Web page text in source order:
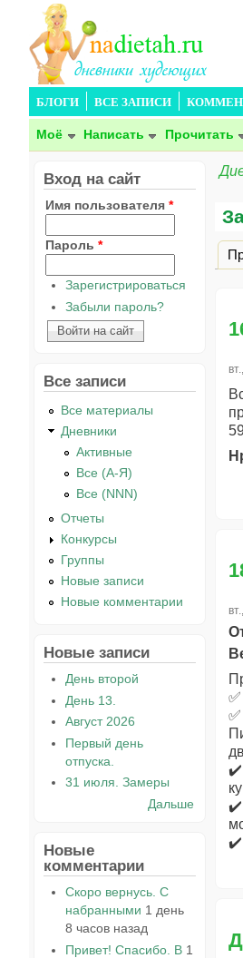
БЛОГИ ВСЕ ЗАПИСИ
Моё Написать Прочитать
✔️
✔️
✔️
Вход на сайт
Имя пользователя *
Пароль *
Зарегистрироваться
Забыли пароль?
Все записи
Все материалы
Дневники
Активные
Все (А-Я)
Все (NNN)
Отчеты
Конкурсы
Группы
Новые записи
Новые комментарии
Новые записи
День второй
День 13.
Август 2026
Первый день
отпуска.
31 июля. Замеры
Дальше
Новые
комментарии
Скоро вернусь. С
набранными 1 день
8 часов назад
Привет! Спасибо. В 1